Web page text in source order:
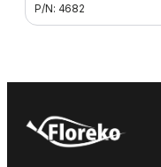
P/N: 4682